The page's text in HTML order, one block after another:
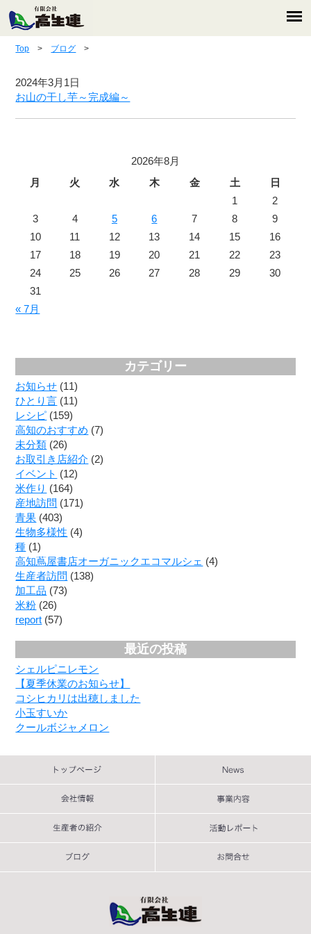
Top > ブログ >
2024年3月1日
お山の干し芋～完成編～
2026年8月
月
火 水 木 金 土
日
1
2
3
4 5 6 7 8
9
10
11 12 13 14 15
16
17
18 19 20 21 22
23
24
25 26 27 28 29
30
31
« 7月
カテゴリー
お知らせ (11)
ひとり言 (11)
レシピ (159)
高知のおすすめ (7)
未分類 (26)
お取引き店紹介 (2)
イベント (12)
米作り (164)
産地訪問 (171)
青果 (403)
生物多様性 (4)
種 (1)
高知蔦屋書店オーガニックエコマルシェ (4)
生産者訪問 (138)
加工品 (73)
米粉 (26)
report (57)
最近の投稿
シェルピニレモン
【夏季休業のお知らせ】
コシヒカリは出穂しました
小玉すいか
クールボジャメロン